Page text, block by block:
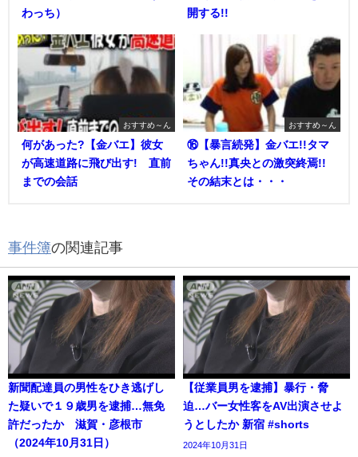
わっち） 開する!!
おすすめ～ん
何があった?【金バエ】彼女
が高速道路に飛び出す! 直前
までの会話
おすすめ～ん
⑯【暴言続発】金バエ!!タマ
ちゃん!!真央との激突終焉!!
その結末とは・・・
事件簿の関連記事
新聞配達員の男性をひき逃げし
た疑いで１９歳男を逮捕…無免
許だったか 滋賀・彦根市
（2024年10月31日）
【従業員男を逮捕】暴行・脅
迫…バー女性客をAV出演させよ
うとしたか 新宿 #shorts
2024年10月31日